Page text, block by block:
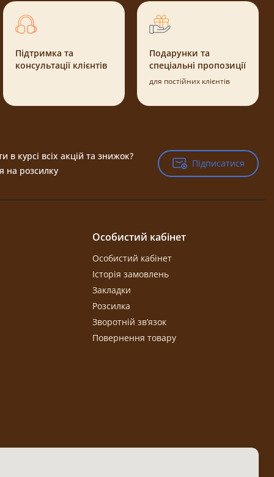
Підтримка та
консультації клієнтів
Подарунки та
спеціальні пропозиції
для постійних клієнтів
в курсі всіх акцій та знижок?
на розсилку
Підписатися
Підписатися
Особистий кабінет
Особистий кабінет
Історія замовлень
Закладки
Розсилка
Зворотній зв’язок
Повернення товару